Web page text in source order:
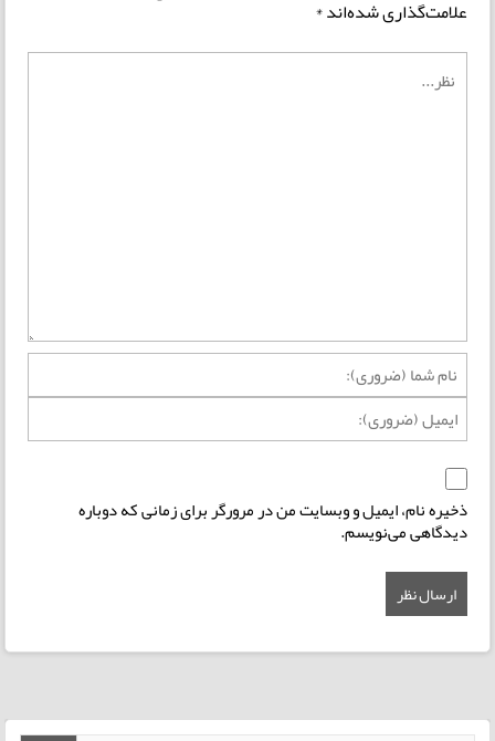
علامت‌گذاری شده‌اند*
ذخیره نام، ایمیل و وبسایت من در مرورگر برای زمانی که دوباره
دیدگاهی می‌نویسم.